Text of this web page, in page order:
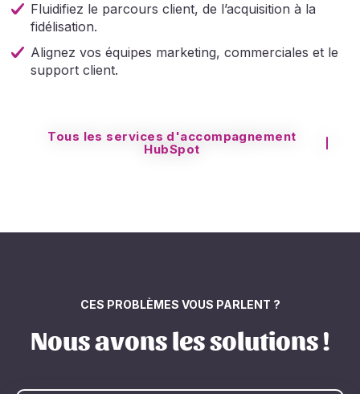
Fluidifiez le parcours client, de l’acquisition à la
fidélisation.
Alignez vos équipes marketing, commerciales et le
support client.
Tous les services d'accompagnement
HubSpot
CES PROBLÈMES VOUS PARLENT ?
Nous avons les solutions !